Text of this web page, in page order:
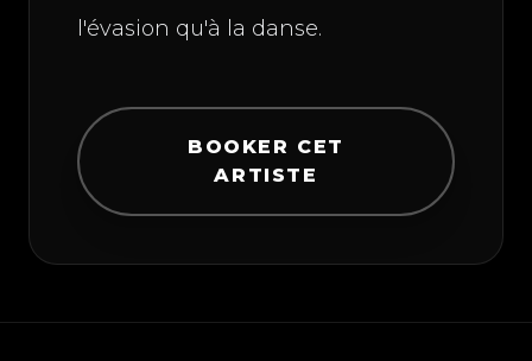
l'évasion qu'à la danse.
BOOKER CET
ARTISTE